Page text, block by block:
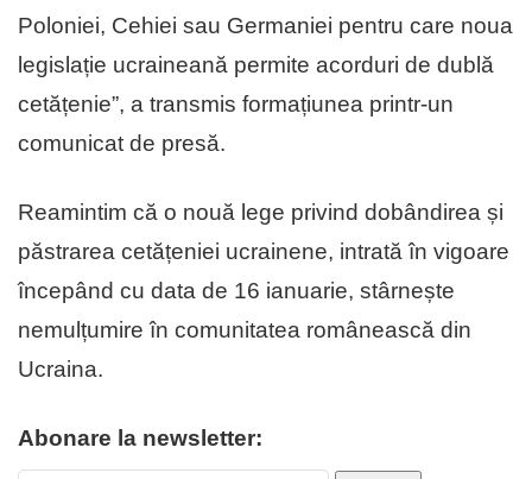
Poloniei, Cehiei sau Germaniei pentru care noua
legislație ucraineană permite acorduri de dublă
cetățenie”, a transmis formațiunea printr-un
comunicat de presă.
Reamintim că o nouă lege privind dobândirea și
păstrarea cetățeniei ucrainene, intrată în vigoare
începând cu data de 16 ianuarie, stârnește
nemulțumire în comunitatea românească din
Ucraina.
Abonare la newsletter: